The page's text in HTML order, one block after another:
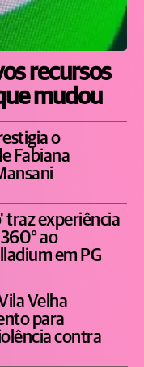
recursos
mudou
o
Fabiana
traz experiência
ao
em PG
Velha
para
contra